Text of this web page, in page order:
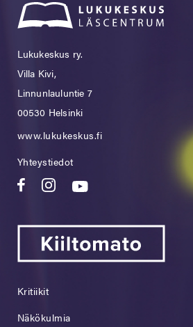
Lukukeskus ry.
Villa Kivi,
Linnunlauluntie 7
00530 Helsinki
www.lukukeskus.fi
Yhteystiedot
Kritiikit
Näkökulmia